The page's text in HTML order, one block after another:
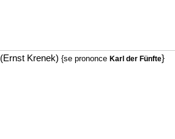
(Ernst Krenek){se prononceKarl der Fünfte}